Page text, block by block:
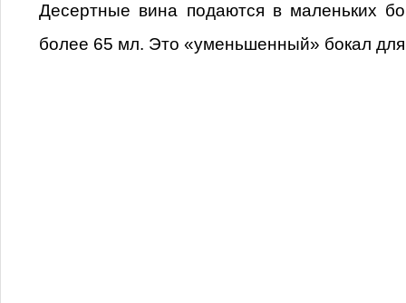
Десертные вина подаются в маленьких
более 65 мл. Это «уменьшенный» бокал для